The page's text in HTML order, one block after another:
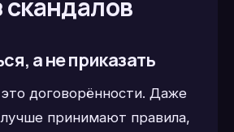
скандалов
а не приказать
договорённости. Даже
принимают правила,